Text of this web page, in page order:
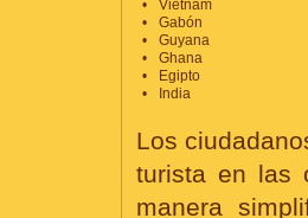
Vietnam
Gabón
Guyana
Ghana
Egipto
India
Los
turista en las
manera